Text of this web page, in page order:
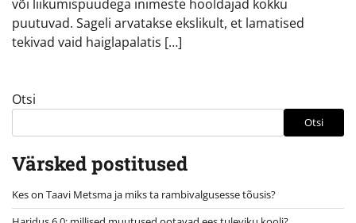
või liikumispuudega inimeste hooldajad kokku
puutuvad. Sageli arvatakse ekslikult, et lamatised
tekivad vaid haiglapalatis […]
Otsi
Otsi
Värsked postitused
Kes on Taavi Metsma ja miks ta rambivalgusesse tõusis?